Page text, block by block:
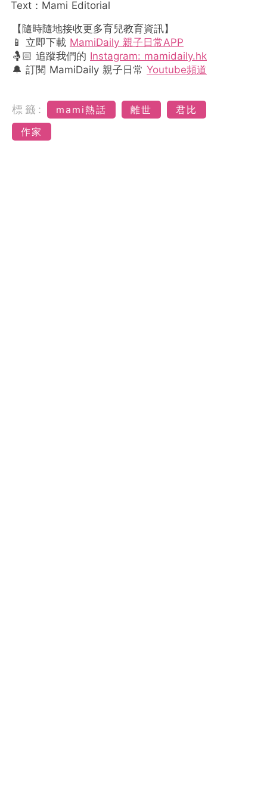
Text：Mami Editorial
【隨時隨地接收更多育兒教育資訊】
📱 立即下載 MamiDaily 親子日常APP
🤱🏻 追蹤我們的 Instagram: mamidaily.hk
🔔 訂閱 MamiDaily 親子日常 Youtube頻道
標籤: mami熱話 離世
君比
作家